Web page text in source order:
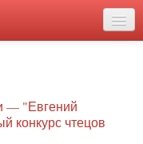
— "Евгений
конкурс чтецов